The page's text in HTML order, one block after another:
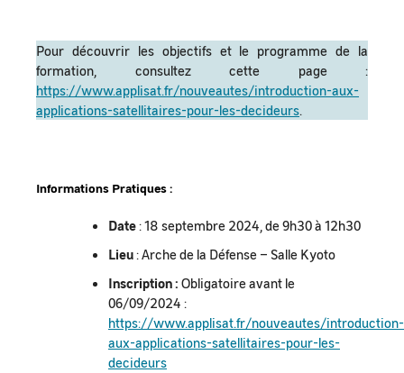
Pour découvrir les objectifs et le programme de la
formation, consultez cette page :
https://www.applisat.fr/nouveautes/introduction-aux-
applications-satellitaires-pour-les-decideurs.
Informations Pratiques :
Date: 18 septembre 2024, de 9h30 à 12h30
Lieu: Arche de la Défense – Salle Kyoto
Inscription : Obligatoire avant le
06/09/2024 :
https://www.applisat.fr/nouveautes/introduction-
aux-applications-satellitaires-pour-les-
decideurs